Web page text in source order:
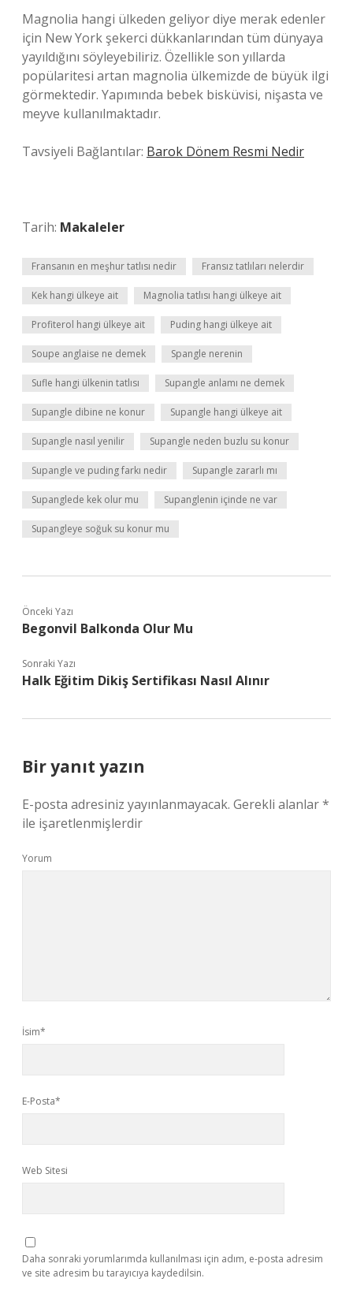
Magnolia hangi ülkeden geliyor diye merak edenler
için New York şekerci dükkanlarından tüm dünyaya
yayıldığını söyleyebiliriz. Özellikle son yıllarda
popülaritesi artan magnolia ülkemizde de büyük ilgi
görmektedir. Yapımında bebek bisküvisi, nişasta ve
meyve kullanılmaktadır.
Tavsiyeli Bağlantılar: Barok Dönem Resmi Nedir
Tarih: Makaleler
Fransanın en meşhur tatlısı nedir Fransız tatlıları nelerdir
Kek hangi ülkeye ait Magnolia tatlısı hangi ülkeye ait
Profiterol hangi ülkeye ait Puding hangi ülkeye ait
Soupe anglaise ne demek Spangle nerenin
Sufle hangi ülkenin tatlısı Supangle anlamı ne demek
Supangle dibine ne konur Supangle hangi ülkeye ait
Supangle nasıl yenilir Supangle neden buzlu su konur
Supangle ve puding farkı nedir Supangle zararlı mı
Supanglede kek olur mu Supanglenin içinde ne var
Supangleye soğuk su konur mu
Önceki Yazı
Begonvil Balkonda Olur Mu
Sonraki Yazı
Halk Eğitim Dikiş Sertifikası Nasıl Alınır
Bir yanıt yazın
E-posta adresiniz yayınlanmayacak. Gerekli alanlar*
ile işaretlenmişlerdir
Yorum
İsim*
E-Posta*
Web Sitesi
Daha sonraki yorumlarımda kullanılması için adım, e-posta adresim
ve site adresim bu tarayıcıya kaydedilsin.